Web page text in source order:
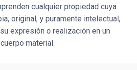
cualquier propiedad cuya
original, y puramente intelectual,
expresión o realización en un
cuerpo material.